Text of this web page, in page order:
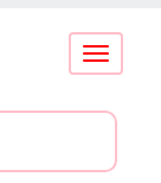
Conmutar